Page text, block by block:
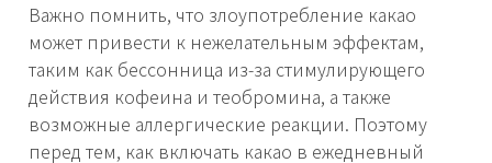
Важно помнить, что злоупотребление какао
может привести к нежелательным эффектам,
таким как бессонница из-за стимулирующего
действия кофеина и теобромина, а также
возможные аллергические реакции. Поэтому
перед тем, как включать какао в ежедневный